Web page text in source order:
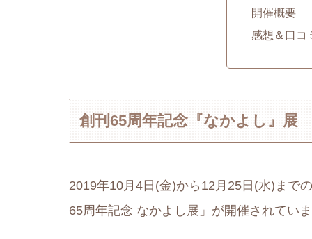
開催概要
感想＆口コ
創刊65周年記念『なかよし』展
2019年10月4日(金)から12月25日(水)まで
65周年記念 なかよし展」が開催されていま